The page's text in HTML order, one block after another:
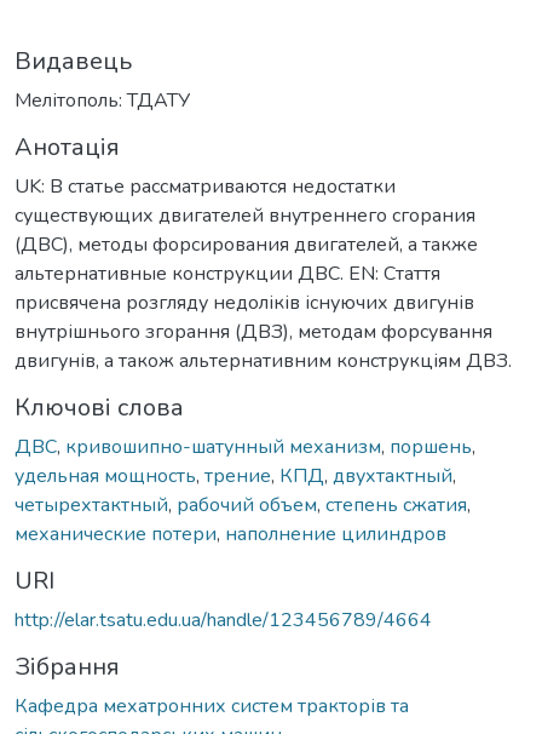
Видавець
Мелітополь: ТДАТУ
Анотація
UK: В статье рассматриваются недостатки
существующих двигателей внутреннего сгорания
(ДВС), методы форсирования двигателей, а также
альтернативные конструкции ДВС. EN: Стаття
присвячена розгляду недоліків існуючих двигунів
внутрішнього згорання (ДВЗ), методам форсування
двигунів, а також альтернативним конструкціям ДВЗ.
Ключові слова
ДВС, кривошипно-шатунный механизм, поршень,
удельная мощность, трение, КПД, двухтактный,
четырехтактный, рабочий объем, степень сжатия,
механические потери, наполнение цилиндров
URI
http://elar.tsatu.edu.ua/handle/123456789/4664
Зібрання
Кафедра мехатронних систем тракторів та